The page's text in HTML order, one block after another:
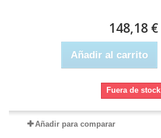
148,18 €
Añadir al carrito
Fuera de stock
Añadir para comparar